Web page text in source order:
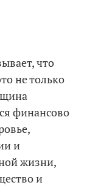
что
не только
финансово
и
жизни,
и